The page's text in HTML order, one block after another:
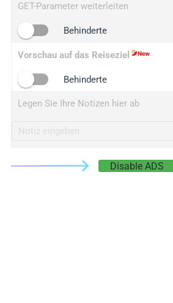
GET-Parameter weiterleiten
Behinderte
Vorschau auf das Reiseziel
Behinderte
Legen Sie Ihre Notizen hier ab
Disable ADS